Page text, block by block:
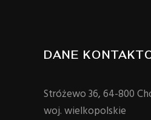
DANE
Stróżewo 36, 64-800
woj. wielkopolskie